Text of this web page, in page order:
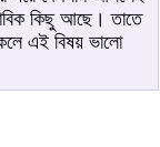
কিছু আছে। তাতে
এই বিষয় ভালো